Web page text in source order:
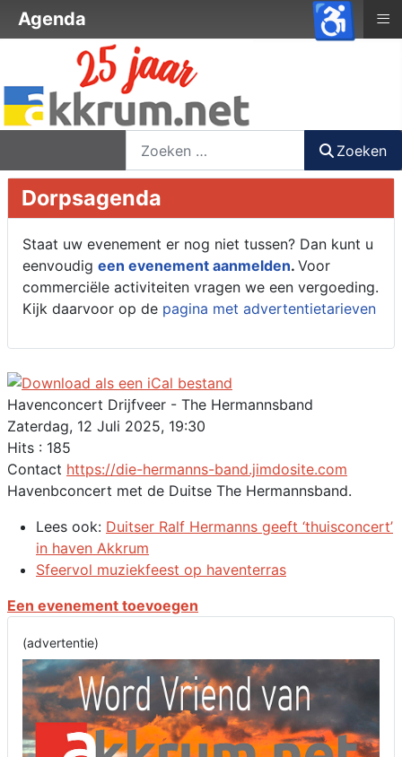
Zoeken
Dorpsagenda
Staat uw evenement er nog niet tussen? Dan kunt u
eenvoudig een evenement aanmelden. Voor
commerciële activiteiten vragen we een vergoeding.
Kijk daarvoor op de pagina met advertentietarieven
Havenconcert Drijfveer - The Hermannsband
Zaterdag, 12 Juli 2025, 19:30
Hits : 185
Contact https://die-hermanns-band.jimdosite.com
Havenbconcert met de Duitse The Hermannsband.
Lees ook: Duitser Ralf Hermanns geeft ‘thuisconcert’
in haven Akkrum
Sfeervol muziekfeest op haventerras
Een evenement toevoegen
(advertentie)
Agenda ≡
♿